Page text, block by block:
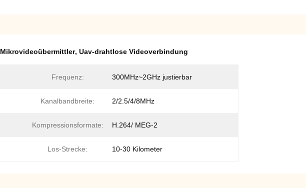
Mikrovideoübermittler, Uav-drahtlose Videoverbindung
Frequenz: 300MHz~2GHz justierbar
Kanalbandbreite: 2/2.5/4/8MHz
Kompressionsformate: H.264/ MEG-2
Los-Strecke: 10-30 Kilometer